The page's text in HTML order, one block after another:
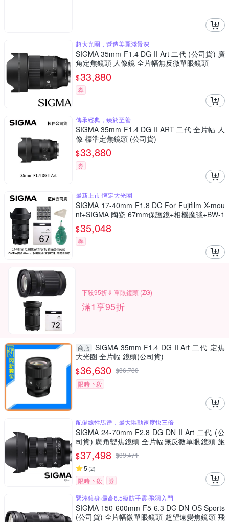
超大光圈，營造美麗淺景深
SIGMA 35mm F1.4 DG II Art 二代 (公司貨) 廣
角定焦鏡頭 人像鏡 全片幅無反微單眼鏡頭
$33,880
券
傳承經典，臻於至善
SIGMA 35mm F1.4 DG II ART 二代 全片幅 人
像 標準定焦鏡頭 (公司貨)
$33,880
券
最新上市 恆定大光圈
SIGMA 17-40mm F1.8 DC For Fujifilm X-mou
nt+SIGMA 陶瓷 67mm保護鏡+相機魔毯+BW-1
30吹球+3030麂皮清潔布 (公司貨)
$35,048
券
下殺95折⇓ 單眼鏡頭 (ZG)
滿1享95折
商店 SIGMA 35mm F1.4 DG II Art 二代 定焦
大光圈 全片幅 鏡頭(公司貨)
$36,630 $36,780
限時下殺
配備線性馬達，最大驅動速度快三倍
SIGMA 24-70mm F2.8 DG DN II Art 二代 (公
司貨) 廣角變焦鏡頭 全片幅無反微單眼鏡頭 旅
遊鏡 大三元
$37,498 $39,471
5 (2)
限時下殺
券
緊湊鏡身‧最高6.5級防手震‧飛羽入門
SIGMA 150-600mm F5-6.3 DG DN OS Sports
(公司貨) 全片幅微單眼鏡頭 超望遠變焦鏡頭 飛